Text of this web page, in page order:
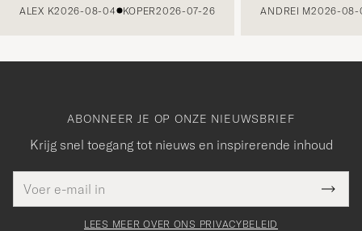
ALEX K2026-08-04 KOPER2026-07-26 ANDREI M2026-08-
ABONNEER JE OP ONZE NIEUWSBRIEF
Krijg snel toegang tot nieuws en inspirerende inhoud
mailadres
veldBedankt
voor
LEES MEER OVER ONS PRIVACYBELEID